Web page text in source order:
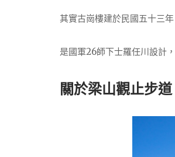
其實古崗樓建於民國五十三年
是國軍26師下士羅任川設計，
關於梁山觀止步道